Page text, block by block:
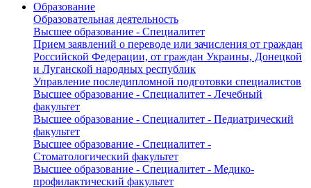
Образование
Образовательная деятельность
Высшее образование - Специалитет
Прием заявлений о переводе или зачисления от граждан
Российской Федерации, от граждан Украины, Донецкой
и Луганской народных республик
Управление последипломной подготовки специалистов
Высшее образование - Специалитет - Лечебный
факультет
Высшее образование - Специалитет - Педиатрический
факультет
Высшее образование - Специалитет -
Стоматологический факультет
Высшее образование - Специалитет - Медико-
профилактический факультет